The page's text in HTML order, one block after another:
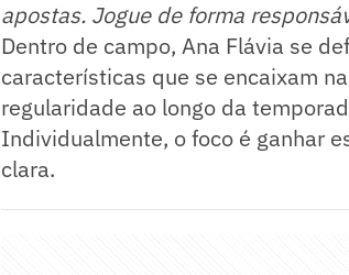
apostas. Jogue de forma
Dentro de campo, Ana Flávia se
características que se encaixam
regularidade ao longo da
Individualmente, o foco é ganhar
clara.